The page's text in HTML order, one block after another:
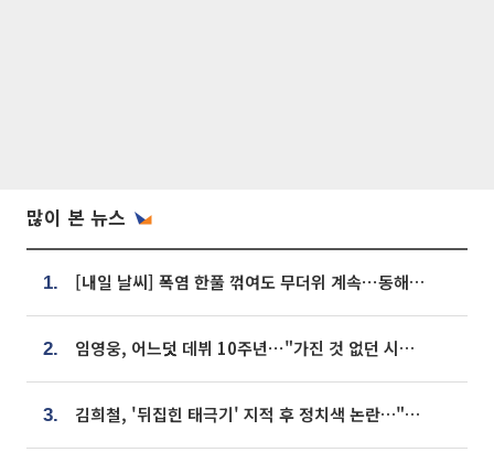
많이 본 뉴스
1. [내일 날씨] 폭염 한풀 꺾여도 무더위 계속⋯동해안 이틀 연속 비
2. 임영웅, 어느덧 데뷔 10주년⋯"가진 것 없던 시절, 내 앞엔 20명의 팬뿐"
3. 김희철, '뒤집힌 태극기' 지적 후 정치색 논란…"좌우 떠나 우리나라 국기"